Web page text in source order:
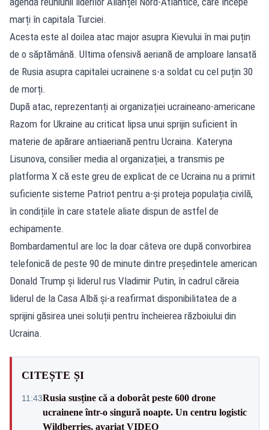
marți în capitala Turciei.
Acesta este al doilea atac major asupra Kievului în mai puțin
de o săptămână. Ultima ofensivă aeriană de amploare lansată
de Rusia asupra capitalei ucrainene s-a soldat cu cel puțin 30
de morți.
După atac, reprezentanți ai organizației ucraineano-americane
Razom for Ukraine au criticat lipsa unui sprijin suficient în
materie de apărare antiaeriană pentru Ucraina. Kateryna
Lisunova, consilier media al organizației, a transmis pe
platforma X că este greu de explicat de ce Ucraina nu a primit
suficiente sisteme Patriot pentru a-și proteja populația civilă,
în condițiile în care statele aliate dispun de astfel de
echipamente.
Bombardamentul are loc la doar câteva ore după convorbirea
telefonică de peste 90 de minute dintre președintele american
Donald Trump și liderul rus Vladimir Putin, în cadrul căreia
liderul de la Casa Albă și-a reafirmat disponibilitatea de a
sprijini găsirea unei soluții pentru încheierea războiului din
Ucraina.
CITEȘTE ȘI
11:43Rusia susține că a doborât peste 600 drone
ucrainene într-o singură noapte. Un centru logistic
Wildberries, avariat VIDEO